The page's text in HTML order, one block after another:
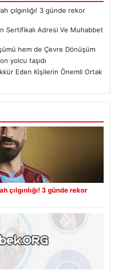
çılgınlığı! 3 günde rekor
Sertifikalı Adresi Ve Muhabbet
hem de Çevre Dönüşüm
yolcu taşıdı
Eden Kişilerin Önemli Ortak
çılgınlığı! 3 günde rekor